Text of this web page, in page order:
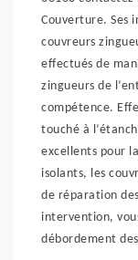
Couverture. Ses
couvreurs
effectués de
zingueurs de
compétence.
touché à
excellents pour
isolants, les
de réparation
intervention,
débordement